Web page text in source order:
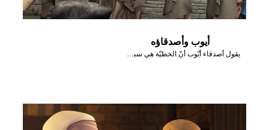
أيوب وأصدقاؤه
يقول أصدقاء أيّوب أنّ الخطيّة هي سبب مشاكله.